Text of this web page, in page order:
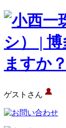
ゲストさん